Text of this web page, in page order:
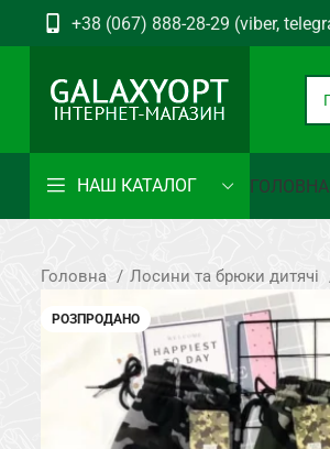
+38 (067) 888-28-29 (viber,
НАШ КАТАЛОГ ГОЛОВНА
Головна Лосини та брюки дитячі
РОЗПРОДАНО